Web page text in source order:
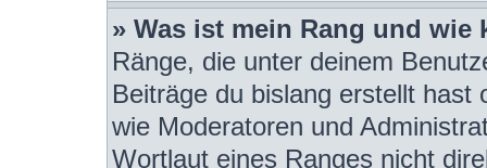
» Was ist mein Rang und
Ränge, die unter deinem
Beiträge du bislang erstellt
wie Moderatoren und
Wortlaut eines Ranges nicht